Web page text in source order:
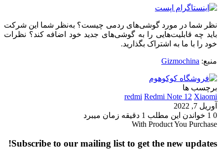
نظر شما در مورد گوشی‌های ردمی چیست؟ به‌نظر شما این شرکت
باید چه قابلیت‌هایی را به گوشی‌های جدید خود اضافه کند؟ نظرات
خود را با ما به اشتراک بگذارید.
منبع: Gizmochina
برچسب ها
redmi Redmi Note 12 Xiaomi
آوریل 7, 2022
0
خواندن این مطلب 1 دقیقه زمان میبرد
With Product You Purchase
Subscribe to our mailing list to get the new updates!